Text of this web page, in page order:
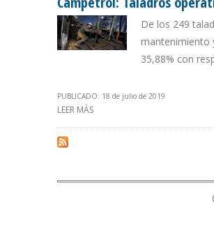
De los 249
mantenimiento
35,88% con
PUBLICADO: 18 de julio de 2019
LEER MÁS